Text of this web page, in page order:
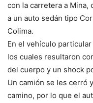
con la carretera a Mina,
a un auto sedán tipo
Colima.
En el vehículo
los cuales resultaron
del cuerpo y un shock
Un camión se les cerró
camino, por lo que el